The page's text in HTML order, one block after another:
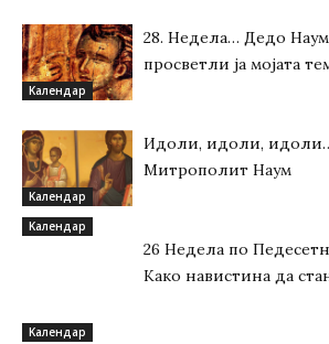
Kалендар
28. Недела… Дедо
просветли ја мојата
Kалендар
Идоли, идоли,
Митрополит Наум
Kалендар
26 Недела по
Како навистина да
Kалендар